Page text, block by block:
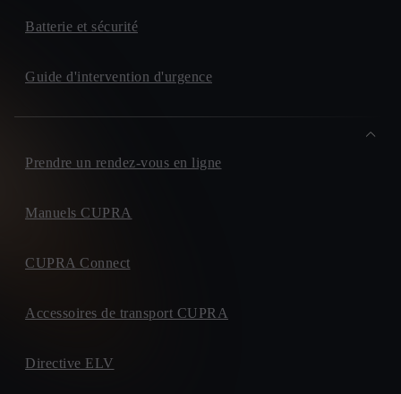
Batterie et sécurité
Guide d'intervention d'urgence
Prendre un rendez-vous en ligne
Manuels CUPRA
CUPRA Connect
Accessoires de transport CUPRA
Directive ELV